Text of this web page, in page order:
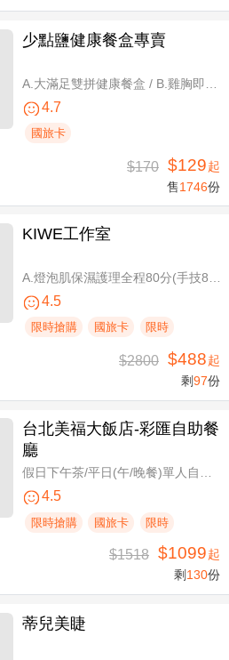
少點鹽健康餐盒專賣
4.7
國旅卡
$170 $129起
售1746份
KIWE工作室
4.5
限時搶購 國旅卡 限時
$2800 $488起
剩97份
台北美福大飯店-彩匯自助餐
廳
4.5
限時搶購 國旅卡 限時
$1518 $1099起
剩 130份
蒂兒美睫